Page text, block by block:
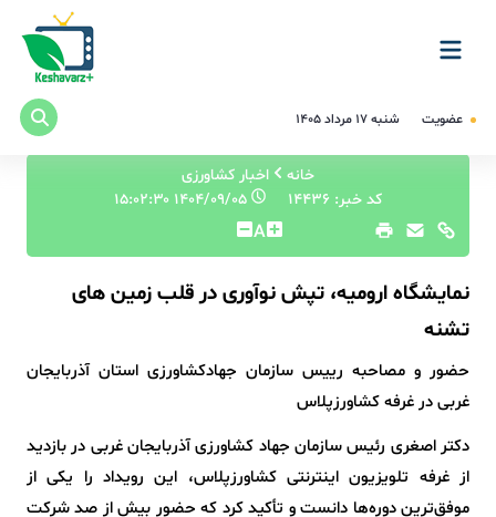
عضویت شنبه ۱۷ مرداد ۱۴۰۵
خانه
اخبار کشاورزی
کد خبر: 14436
۱۴۰۴/۰۹/۰۵ ۱۵:۰۲:۳۰
A
نمایشگاه ارومیه، تپش نوآوری در قلب زمین های
تشنه
حضور و مصاحبه رییس سازمان جهادکشاورزی استان آذربایجان
غربی در غرفه کشاورزپلاس
دکتر اصغری رئیس سازمان جهاد کشاورزی آذربایجان غربی در بازدید
از غرفه تلویزیون اینترنتی کشاورزپلاس، این رویداد را یکی از
موفق‌ترین دوره‌ها دانست و تأکید کرد که حضور بیش از صد شرکت